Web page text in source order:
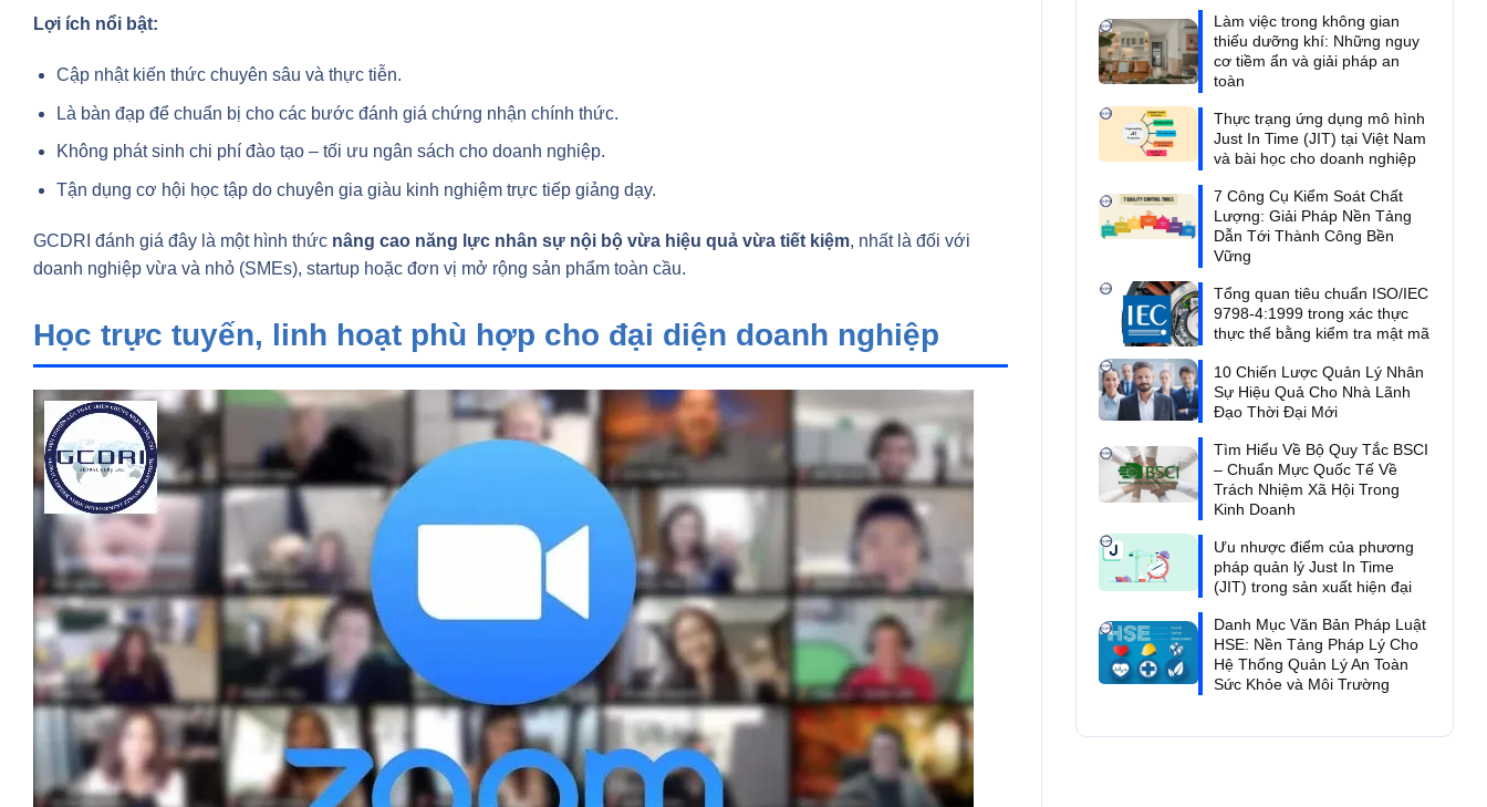
Lợi ích nổi bật:
Cập nhật kiến thức chuyên sâu và thực tiễn.
Là bàn đạp để chuẩn bị cho các bước đánh giá chứng nhận chính thức.
Không phát sinh chi phí đào tạo – tối ưu ngân sách cho doanh nghiệp.
Tận dụng cơ hội học tập do chuyên gia giàu kinh nghiệm trực tiếp giảng dạy.
GCDRI đánh giá đây là một hình thức nâng cao năng lực nhân sự nội bộ vừa hiệu quả vừa tiết kiệm, nhất là đối với
doanh nghiệp vừa và nhỏ (SMEs), startup hoặc đơn vị mở rộng sản phẩm toàn cầu.
Học trực tuyến, linh hoạt phù hợp cho đại diện doanh nghiệp
Làm việc trong không gian
thiếu dưỡng khí: Những nguy
cơ tiềm ẩn và giải pháp an
toàn
Thực trạng ứng dụng mô hình
Just In Time (JIT) tại Việt Nam
và bài học cho doanh nghiệp
7 Công Cụ Kiểm Soát Chất
Lượng: Giải Pháp Nền Tảng
Dẫn Tới Thành Công Bền
Vững
Tổng quan tiêu chuẩn ISO/IEC
9798-4:1999 trong xác thực
thực thể bằng kiểm tra mật mã
10 Chiến Lược Quản Lý Nhân
Sự Hiệu Quả Cho Nhà Lãnh
Đạo Thời Đại Mới
Tìm Hiểu Về Bộ Quy Tắc BSCI
– Chuẩn Mực Quốc Tế Về
Trách Nhiệm Xã Hội Trong
Kinh Doanh
Ưu nhược điểm của phương
pháp quản lý Just In Time
(JIT) trong sản xuất hiện đại
Danh Mục Văn Bản Pháp Luật
HSE: Nền Tảng Pháp Lý Cho
Hệ Thống Quản Lý An Toàn
Sức Khỏe và Môi Trường